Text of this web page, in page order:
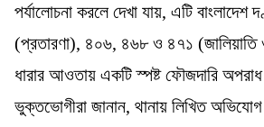
পর্যালোচনা করলে দেখা যায়, এটি বাংলাদেশ
(প্রতারণা), ৪০৬, ৪৬৮ ও ৪৭১ (জালিয়াতি
ধারার আওতায় একটি স্পষ্ট ফৌজদারি
ভুক্তভোগীরা জানান, থানায় লিখিত